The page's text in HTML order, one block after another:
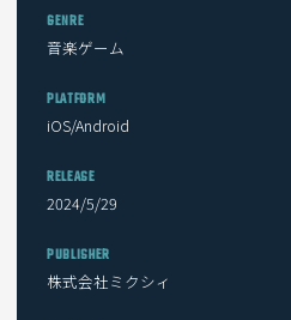
GENRE
音楽ゲーム
PLATFORM
iOS/Android
RELEASE
2024/5/29
PUBLISHER
株式会社ミクシィ